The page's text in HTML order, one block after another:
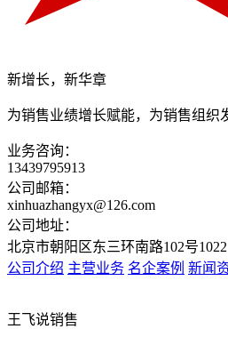
新增长，新华章
为销售业绩增长赋能，为销售组织
业务咨询：
13439795913
公司邮箱：
xinhuazhangyx@126.com
公司地址：
北京市朝阳区东三环南路102号1022
公司介绍 主营业务 名企案例 新闻
王飞说销售